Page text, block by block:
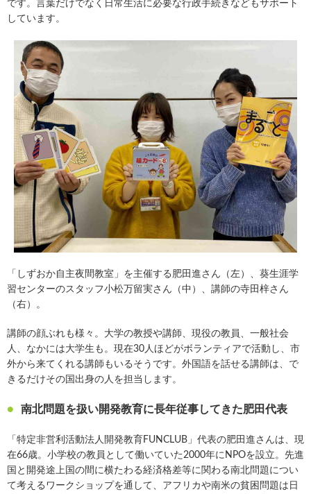
です。言葉だけでなく日常生活に必要な行政手続きなどもサポート
しています。
「しずおか自主夜間教室」を主催する肥田進さん（左）、葵生涯学
習センターのスタッフ小松万留実さん（中）、講師の寺田梓さん
（右）。
講師の顔ぶれも様々。大学の教授や講師、現役の教員、一般社会
人、なかには大学生も。現在30人ほどがボランティアで活動し、市
外から来てくれる講師もいるそうです。外国語を話せる講師は、で
きるだけその国出身の人を担当します。
南北問題を扱い開発教育に長年従事してきた肥田代表
「特定非営利活動法人開発教育FUNCLUB」代表の肥田進さんは、現
在66歳。小学校の教員として働いていた2000年にNPOを設立。先進
国と開発途上国の間に横たわる経済格差等に関わる南北問題につい
て考えるワークショップを通して、アフリカや南米の貧困問題は日